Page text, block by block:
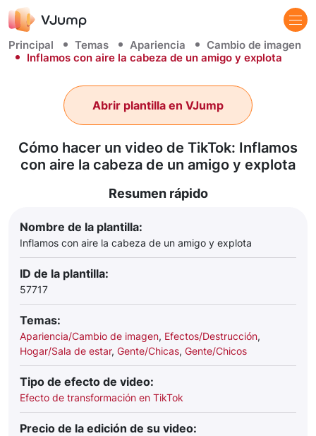
Principal Temas Apariencia
Cambio de imagen
Inflamos con aire la cabeza de un amigo y explota
Cómo hacer un video de TikTok: Inflamos
con aire la cabeza de un amigo y explota
Abrir plantilla en VJump
Resumen rápido
Nombre de la plantilla:
Inflamos con aire la cabeza de un amigo y explota
ID de la plantilla:
57717
Temas:
Apariencia/Cambio de imagen, Efectos/Destrucción,
Hogar/Sala de estar, Gente/Chicas, Gente/Chicos
Tipo de efecto de video:
Efecto de transformación en TikTok
Precio de la edición de su video: